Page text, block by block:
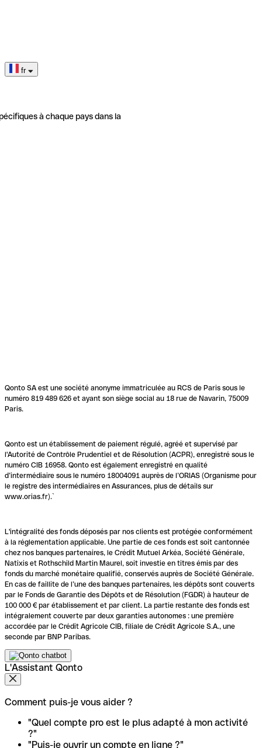
fr
à chaque pays dans la
Qonto SA est une société anonyme immatriculée au RCS de Paris sous le
numéro 819 489 626 et ayant son siège social au 18 rue de Navarin, 75009
Paris.
Qonto est un établissement de paiement régulé, agréé et supervisé par
l'Autorité de Contrôle Prudentiel et de Résolution (ACPR), enregistré sous le
numéro CIB 16958. Qonto est également enregistré en qualité
d’intermédiaire sous le numéro 18004091 auprès de l’ORIAS (Organisme pour
le registre des intermédiaires en Assurances, plus de détails sur
www.orias.fr).`
L'intégralité des fonds déposés par nos clients est protégée conformément
à la réglementation applicable. Une partie de ces fonds est soit cantonnée
chez nos banques partenaires, le Crédit Mutuel Arkéa, Société Générale,
Natixis et Rothschild Martin Maurel, soit investie en titres émis par des
fonds du marché monétaire qualifié, conservés auprès de Société Générale.
En cas de faillite de l’une des banques partenaires, les dépôts sont couverts
par le Fonds de Garantie des Dépôts et de Résolution (FGDR) à hauteur de
100 000 € par établissement et par client. La partie restante des fonds est
intégralement couverte par deux garanties autonomes : une première
accordée par le Crédit Agricole CIB, filiale de Crédit Agricole S.A., une
seconde par BNP Paribas.
L'Assistant Qonto
Comment puis-je vous aider ?
"Quel compte pro est le plus adapté à mon activité
?"
"Puis-je ouvrir un compte en ligne ?"